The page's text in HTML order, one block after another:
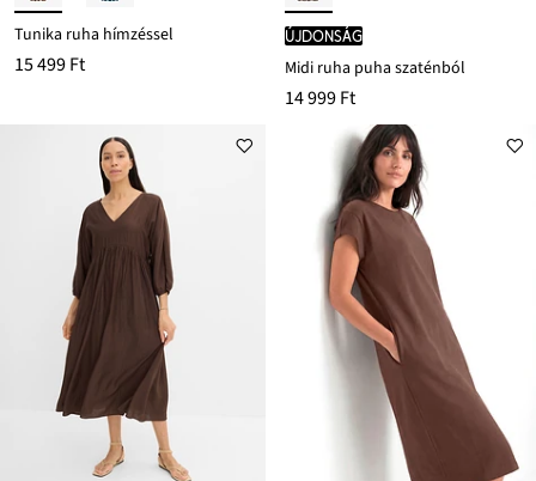
Tunika ruha hímzéssel
15 499 Ft
újdonság
Midi ruha puha szaténból
14 999 Ft